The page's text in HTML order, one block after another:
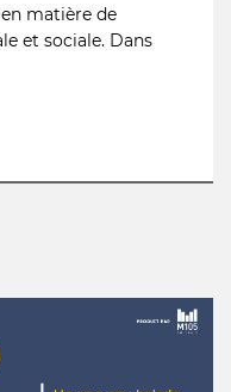
matière de
et sociale. Dans